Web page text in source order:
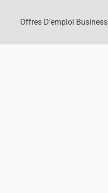
Offres D’emploi Business